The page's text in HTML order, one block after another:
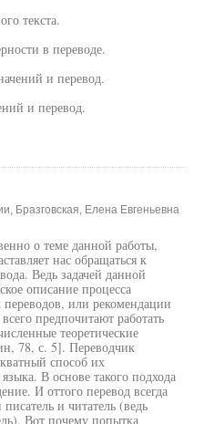
текста.
в переводе.
и перевод.
и перевод.
Бразговская, Елена Евгеньевна
о теме данной работы,
нас обращаться к
Ведь задачей данной
описание процесса
или рекомендации
предпочитают работать
теоретические
78, с. 5]. Переводчик
способ их
В основе такого подхода
И оттого перевод всегда
и читатель (ведь
Вот почему попытка